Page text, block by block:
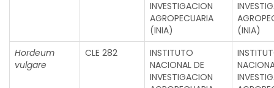
INVESTIGACION
AGROPECUARIA
(INIA)
(INIA)
Hordeum
vulgare
CLE 282
INSTITUTO
NACIONAL DE
INVESTIGACION